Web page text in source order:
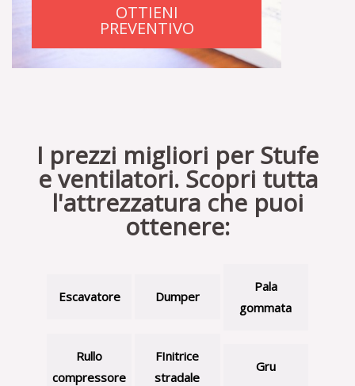
OTTIENI
PREVENTIVO
I prezzi migliori per Stufe
e ventilatori. Scopri tutta
l'attrezzatura che puoi
ottenere:
Escavatore Dumper
Pala
gommata
Rullo
compressore
FInitrice
stradale
Gru